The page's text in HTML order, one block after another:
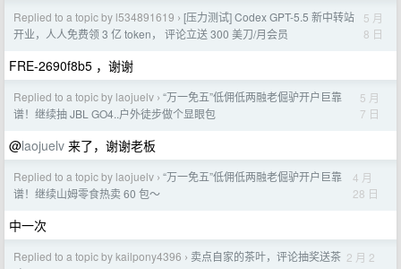
Replied to a topic by l534891619 › [压力测试] Codex GPT-5.5 新中转站
开业，人人免费领 3 亿 token， 评论立送 300 美刀/月会员
5 月
8 日
FRE-2690f8b5 ，谢谢
Replied to a topic by laojuelv › “万一免五”低佣低两融老倔驴开户巨靠
谱！继续抽 JBL GO4..户外徒步做个显眼包
5 月
7 日
@laojuelv 来了，谢谢老板
Replied to a topic by laojuelv › “万一免五”低佣低两融老倔驴开户巨靠
谱！继续山姆零食热卖 60 包～
4 月
28 日
中一次
Replied to a topic by kailpony4396 › 卖点自家的茶叶，评论抽奖送茶 2 月 2